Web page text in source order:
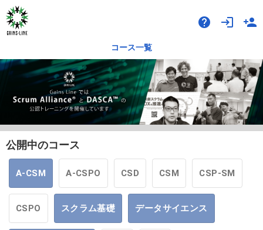
help login person_add
コース一覧
公開中のコース
A-CSM A-CSPO CSD CSM CSP-SM
CSPO スクラム基礎 データサイエンス